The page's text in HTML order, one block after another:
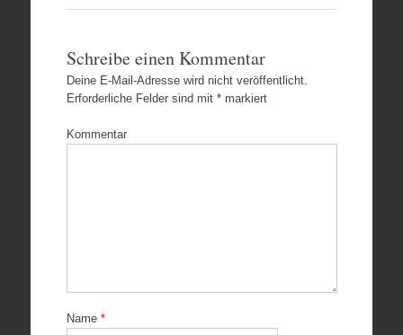
Schreibe einen Kommentar
Deine E-Mail-Adresse wird nicht veröffentlicht.
Erforderliche Felder sind mit *markiert
Kommentar
Name *